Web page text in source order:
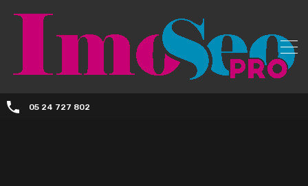
05 24 727 802